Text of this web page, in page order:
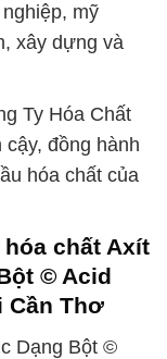
mỹ
xây dựng và
Ty Hóa Chất
đồng hành
hóa chất của
chất Axít
© Acid
Cần Thơ
Dạng Bột ©